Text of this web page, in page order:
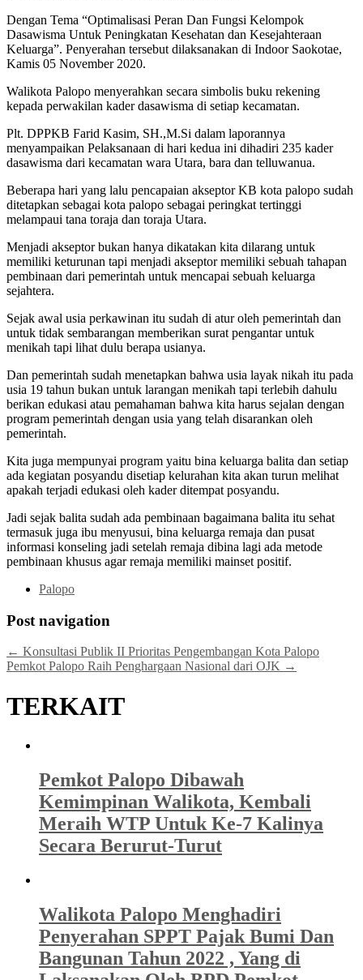
Dengan Tema “Optimalisasi Peran Dan Fungsi Kelompok
Dasawisma Untuk Peningkatan Kesehatan dan Kesejahteraan
Keluarga”. Penyerahan tersebut dilaksanakan di Indoor Saokotae,
Kamis 05 November 2020.
Walikota Palopo menyerahkan secara simbolis buku rekening
kepada perwakilan kader dasawisma di setiap kecamatan.
Plt. DPPKB Farid Kasim, SH.,M.Si dalam laporannya
menyampaikan Pelaksanaan di hari kedua ini dihadiri 235 kader
dasawisma dari kecamatan wara Utara, bara dan telluwanua.
Beberapa hari yang lalu pencapaian akseptor KB kota palopo sudah
ditetapkan sebagai kota palopo sebagai peringkat tertinggi
melampaui tana toraja dan toraja Utara.
Menjadi akseptor bukan hanya dikatakan kita dilarang untuk
memiliki keturunan tapi menjadi akseptor memiliki sebuah tahapan
pembinaan dari pemerintah untuk mencapai sebuah keluarga
sejahtera.
Sejak awal usia perkawinan itu sudah di atur oleh pemerintah dan
untuk tidak sembarangan memberikan surat pengantar untuk
menikah tapi lihat dulu berapa usianya.
Dan pemerintah sudah menetapkan bahwa usia layak nikah itu pada
usia 19 tahun bukan untuk larangan menikah tapi terlebih dahulu
berikan edukasi atau pemahaman bahwa kita harus sejalan dengan
program pemerintah dengan usia yang telah disarankan oleh
pemerintah.
Kita juga mempunyai program yaitu bina keluarga balita dan setiap
ada kegiatan posyandu disetiap kelurahan kita akan turun melihat
apakah terjadi edukasi oleh kader ditempat posyandu.
Jadi sejak balita sudah ada pembinaan bagaimana balita itu sehat
termasuk juga ibu menyusui, bina keluarga remaja dan pusat
informasi konseling jadi setelah remaja dibina lagi ada metode
pembinaan khusus agar remaja memiliki mainset positif.
Palopo
Post navigation
← Konsultasi Publik II Prioritas Pengembangan Kota Palopo
Pemkot Palopo Raih Penghargaan Nasional dari OJK →
TERKAIT
Pemkot Palopo Dibawah
Kemimpinan Walikota, Kembali
Meraih WTP Untuk Ke-7 Kalinya
Secara Berurut-Turut
Walikota Palopo Menghadiri
Penyerahan SPPT Pajak Bumi Dan
Bangunan Tahun 2022 , Yang di